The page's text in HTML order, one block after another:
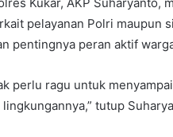
Kukar, AKP Suharyanto,
pelayanan Polri maupun
pentingnya peran aktif
perlu ragu untuk
tutup